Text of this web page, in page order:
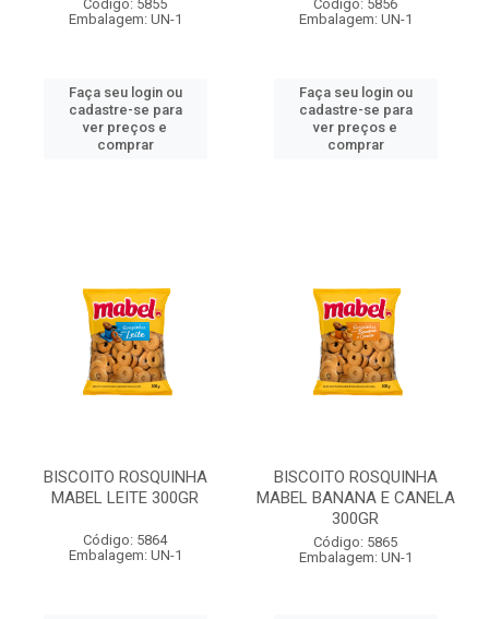
Código: 5855
Embalagem: UN-1
Faça seu login ou
cadastre-se para
ver preços e
comprar
Código: 5856
Embalagem: UN-1
Faça seu login ou
cadastre-se para
ver preços e
comprar
BISCOITO ROSQUINHA
MABEL LEITE 300GR
Código: 5864
Embalagem: UN-1
BISCOITO ROSQUINHA
MABEL BANANA E CANELA
300GR
Código: 5865
Embalagem: UN-1